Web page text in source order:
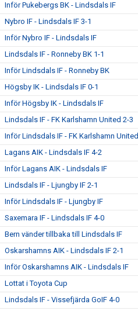
Inför Pukebergs BK - Lindsdals IF
Nybro IF - Lindsdals IF 3-1
Inför Nybro IF - Lindsdals IF
Lindsdals IF - Ronneby BK 1-1
Inför Lindsdals IF - Ronneby BK
Högsby IK - Lindsdals IF 0-1
Inför Högsby IK - Lindsdals IF
Lindsdals IF - FK Karlshamn United 2-3
Inför Lindsdals IF - FK Karlshamn United
Lagans AIK - Lindsdals IF 4-2
Inför Lagans AIK - Lindsdals IF
Lindsdals IF - Ljungby IF 2-1
Inför Lindsdals IF - Ljungby IF
Saxemara IF - Lindsdals IF 4-0
Bern vänder tillbaka till Lindsdals IF
Oskarshamns AIK - Lindsdals IF 2-1
Inför Oskarshamns AIK - Lindsdals IF
Lottat i Toyota Cup
Lindsdals IF - Vissefjärda GoIF 4-0